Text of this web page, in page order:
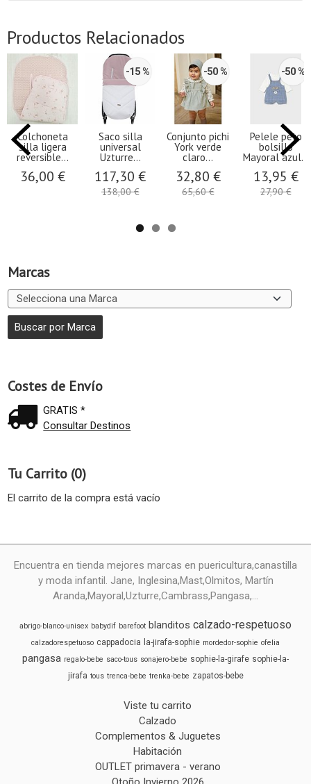
Marcas
Costes de Envío
GRATIS *
Consultar Destinos
Tu Carrito (0)
El carrito de la compra está vacío
Productos Relacionados
Colchoneta
silla ligera
reversible...
36,00 €
-15 %
Saco silla
universal
Uzturre...
117,30 €
138,00 €
-50 %
Conjunto pichi
York verde
claro...
32,80 €
65,60 €
-50 %
Pelele peto
bolsillo
Mayoral azul...
13,95 €
27,90 €
Encuentra en tienda mejores marcas en puericultura,canastilla
y moda infantil. Jane, Inglesina,Mast,Olmitos, Martín
Aranda,Mayoral,Uzturre,Cambrass,Pangasa,...
abrigo-blanco-unisex babydif barefoot blanditos calzado-respetuoso
calzadorespetuoso cappadocia la-jirafa-sophie mordedor-sophie ofelia
pangasa regalo-bebe saco-tous sonajero-bebe sophie-la-girafe sophie-la-
jirafa tous trenca-bebe trenka-bebe zapatos-bebe
Viste tu carrito
Calzado
Complementos & Juguetes
Habitación
OUTLET primavera - verano